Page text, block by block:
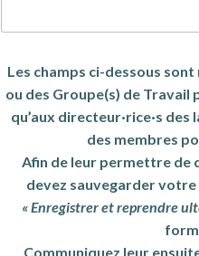
Les champs ci-dessous
ou des Groupe(s) de Travail
qu’aux directeur·rice·s
des membres
Afin de leur permettre de
devez sauvegarder
« Enregistrer et reprendre
Communiquez leur